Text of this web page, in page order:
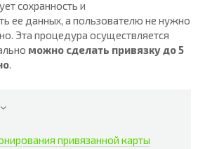
сохранность и
ее данных, а пользователю не нужно
Эта процедура осуществляется
можно сделать привязку до 5
.
привязанной карты